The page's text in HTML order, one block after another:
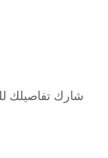
شارك تفاصيلك